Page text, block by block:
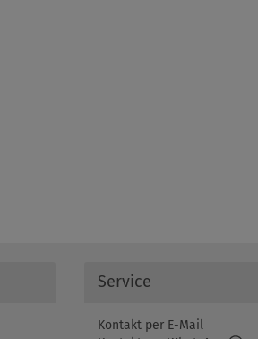
Service
Kontakt per E-Mail